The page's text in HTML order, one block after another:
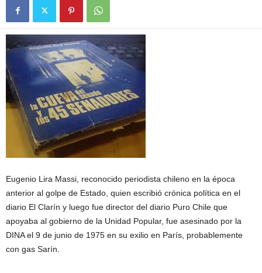
Eugenio Lira Massi, reconocido periodista chileno en la época
anterior al golpe de Estado, quien escribió crónica política en el
diario El Clarín y luego fue director del diario Puro Chile que
apoyaba al gobierno de la Unidad Popular, fue asesinado por la
DINA el 9 de junio de 1975 en su exilio en París, probablemente
con gas Sarín.